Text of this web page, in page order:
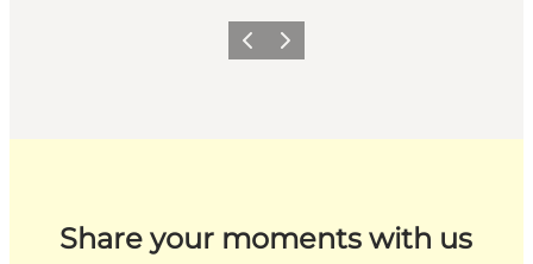
ZurückWeiter
Share your moments with us